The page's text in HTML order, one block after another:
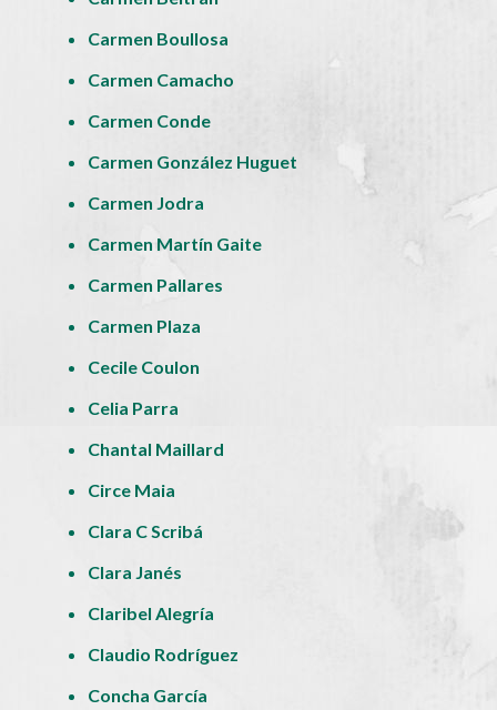
Carmen Boullosa
Carmen Camacho
Carmen Conde
Carmen González Huguet
Carmen Jodra
Carmen Martín Gaite
Carmen Pallares
Carmen Plaza
Cecile Coulon
Celia Parra
Chantal Maillard
Circe Maia
Clara C Scribá
Clara Janés
Claribel Alegría
Claudio Rodríguez
Concha García